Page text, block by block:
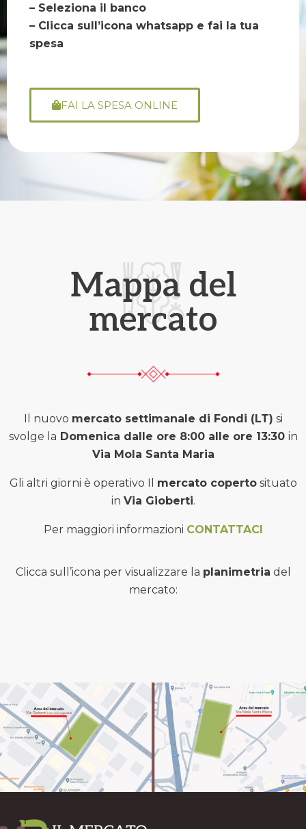
– Seleziona il banco
– Clicca sull’icona whatsapp e fai la tua
spesa
FAI LA SPESA ONLINE
Mappa del
mercato
Il nuovo mercato settimanale di Fondi (LT) si
svolge la Domenica dalle ore 8:00 alle ore 13:30 in
Via Mola Santa Maria
Gli altri giorni è operativo Il mercato copertosituato
in Via Gioberti.
Per maggiori informazioni CONTATTACI
Clicca sull’icona per visualizzare la planimetria del
mercato: